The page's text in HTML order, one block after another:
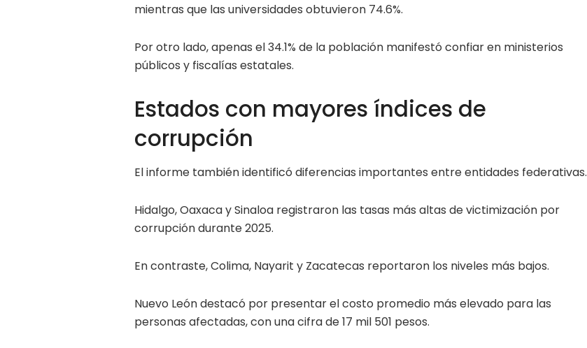
mientras que las universidades obtuvieron 74.6%.
Por otro lado, apenas el 34.1% de la población manifestó confiar en ministerios
públicos y fiscalías estatales.
Estados con mayores índices de
corrupción
El informe también identificó diferencias importantes entre entidades federativas.
Hidalgo, Oaxaca y Sinaloa registraron las tasas más altas de victimización por
corrupción durante 2025.
En contraste, Colima, Nayarit y Zacatecas reportaron los niveles más bajos.
Nuevo León destacó por presentar el costo promedio más elevado para las
personas afectadas, con una cifra de 17 mil 501 pesos.